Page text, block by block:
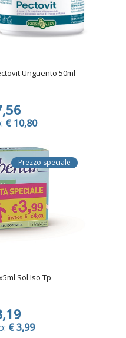
Unguento 50ml
€ 10,80
Prezzo speciale
Sol Iso Tp
€ 3,99